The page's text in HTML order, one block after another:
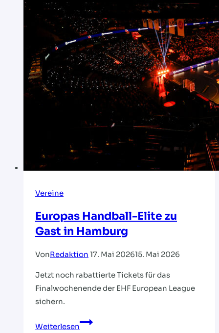
Vereine
Europas Handball-Elite zu
Gast in Hamburg
VonRedaktion 17. Mai 202615. Mai 2026
Jetzt noch rabattierte Tickets für das
Finalwochenende der EHF European League
sichern.
Weiterlesen
Europas